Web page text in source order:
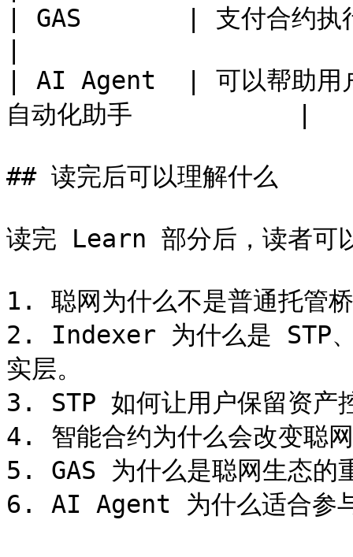
| GAS       | 支付合约执行
| AI Agent  | 可以帮助用户
自动化助手           |
## 读完后可以理解什么
读完 Learn 部分后，读者可
1. 聪网为什么不是普通托管
2. Indexer 为什么是 STP
实层。
3. STP 如何让用户保留资产
4. 智能合约为什么会改变聪
5. GAS 为什么是聪网生态的